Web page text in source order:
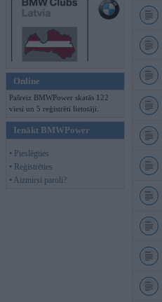
Online
Pašreiz BMWPower skatās 122
viesi un 5 reģistrēti lietotāji.
Ienākt BMWPower
• Pieslēgties
• Reģistrēties
• Aizmirsi paroli?